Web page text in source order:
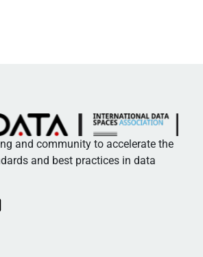
and community to accelerate the
and best practices in data